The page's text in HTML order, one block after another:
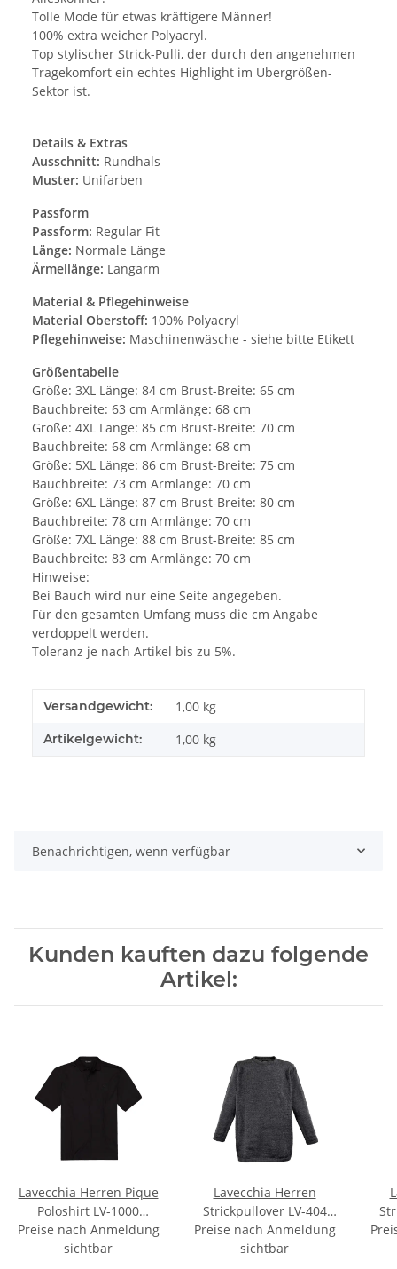
Tolle Mode für etwas kräftigere Männer!
100% extra weicher Polyacryl.
Top stylischer Strick-Pulli, der durch den angenehmen
Tragekomfort ein echtes Highlight im Übergrößen-
Sektor ist.
Details & Extras
Ausschnitt: Rundhals
Muster: Unifarben
Passform
Passform: Regular Fit
Länge: Normale Länge
Ärmellänge: Langarm
Material & Pflegehinweise
Material Oberstoff: 100% Polyacryl
Pflegehinweise: Maschinenwäsche - siehe bitte Etikett
Größentabelle
Größe: 3XL Länge: 84 cm Brust-Breite: 65 cm
Bauchbreite: 63 cm Armlänge: 68 cm
Größe: 4XL Länge: 85 cm Brust-Breite: 70 cm
Bauchbreite: 68 cm Armlänge: 68 cm
Größe: 5XL Länge: 86 cm Brust-Breite: 75 cm
Bauchbreite: 73 cm Armlänge: 70 cm
Größe: 6XL Länge: 87 cm Brust-Breite: 80 cm
Bauchbreite: 78 cm Armlänge: 70 cm
Größe: 7XL Länge: 88 cm Brust-Breite: 85 cm
Bauchbreite: 83 cm Armlänge: 70 cm
Hinweise:
Bei Bauch wird nur eine Seite angegeben.
Für den gesamten Umfang muss die cm Angabe
verdoppelt werden.
Toleranz je nach Artikel bis zu 5%.
Versandgewicht: 1,00 kg
Artikelgewicht: 1,00 kg
Benachrichtigen, wenn verfügbar
Kunden kauften dazu folgende
Artikel:
Lavecchia Herren Pique
Poloshirt LV-1000
(Schwarz, 7XL)
Preise nach Anmeldung
sichtbar
Lavecchia Herren
Strickpullover LV-404
(Anthrazit, 6XL)
Preise nach Anmeldung
sichtbar